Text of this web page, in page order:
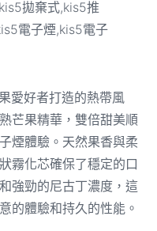
愛好者打造的熱帶風
芒果精華，雙倍甜美順
煙體驗。天然果香與柔
霧化芯確保了穩定的口
強勁的尼古丁濃度，這
的體驗和持久的性能。